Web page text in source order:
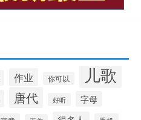
作业 你可以 儿歌
唐代 好听
字母